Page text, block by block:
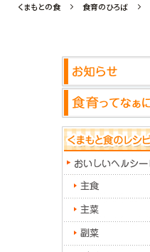
くまもとの食 食育のひろば